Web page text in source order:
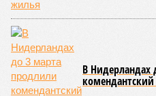
В Нидерландах
комендантский